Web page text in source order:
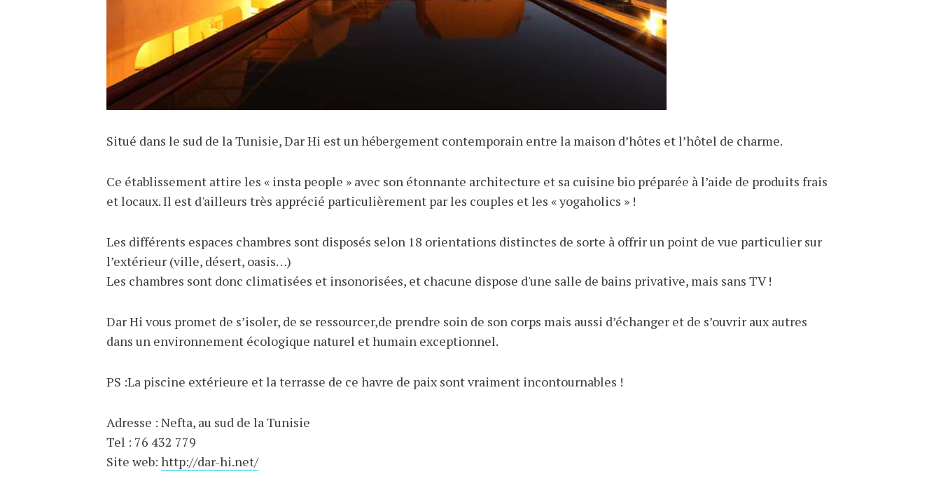
Situé dans le sud de la Tunisie, Dar Hi est un hébergement contemporain entre la maison d’hôtes et l’hôtel de charme.
Ce établissement attire les « insta people » avec son étonnante architecture et sa cuisine bio préparée à l’aide de produits frais
et locaux. Il est d'ailleurs très apprécié particulièrement par les couples et les « yogaholics » !
Les différents espaces chambres sont disposés selon 18 orientations distinctes de sorte à offrir un point de vue particulier sur
l’extérieur (ville, désert, oasis…)
Les chambres sont donc climatisées et insonorisées, et chacune dispose d'une salle de bains privative, mais sans TV !
Dar Hi vous promet de s’isoler, de se ressourcer,de prendre soin de son corps mais aussi d’échanger et de s’ouvrir aux autres
dans un environnement écologique naturel et humain exceptionnel.
PS :La piscine extérieure et la terrasse de ce havre de paix sont vraiment incontournables !
Adresse : Nefta, au sud de la Tunisie
Tel : 76 432 779
Site web: http://dar-hi.net/